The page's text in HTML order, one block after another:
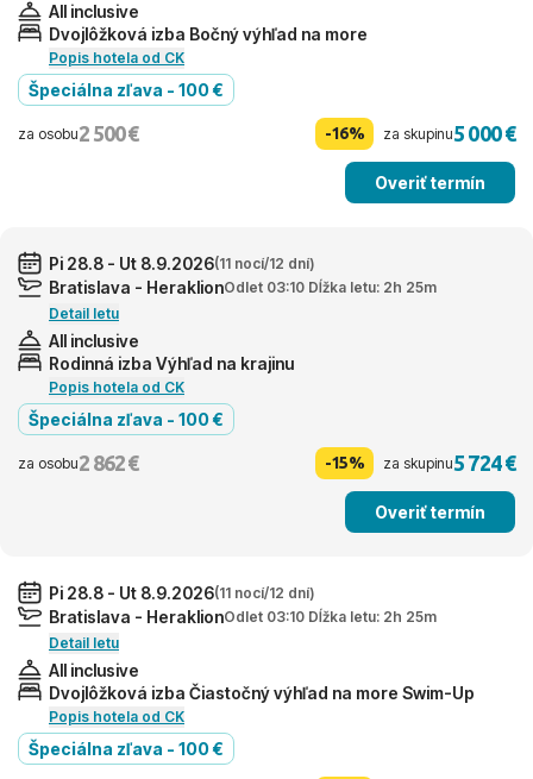
All inclusive
Dvojlôžková izba Bočný výhľad na more
Popis hotela od CK
Špeciálna zľava - 100 €
za osobu2 500 € -16% za skupinu5 000 €
Overiť termín
Pi 28.8 - Ut 8.9.2026(11 nocí/12 dní)
Bratislava - HeraklionOdlet 03:10 Dĺžka letu: 2h 25m
Detail letu
All inclusive
Rodinná izba Výhľad na krajinu
Popis hotela od CK
Špeciálna zľava - 100 €
za osobu2 862 € -15% za skupinu5 724 €
Overiť termín
Pi 28.8 - Ut 8.9.2026(11 nocí/12 dní)
Bratislava - HeraklionOdlet 03:10 Dĺžka letu: 2h 25m
Detail letu
All inclusive
Dvojlôžková izba Čiastočný výhľad na more Swim-Up
Popis hotela od CK
Špeciálna zľava - 100 €